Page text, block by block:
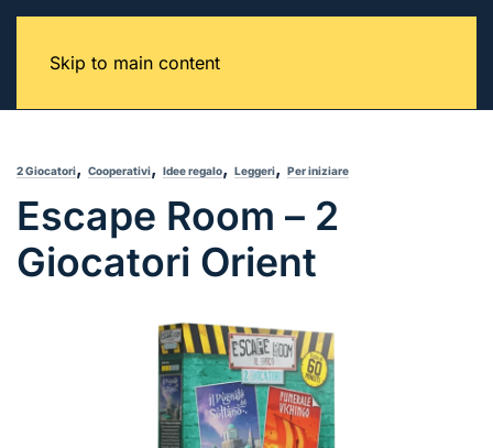
Skip to main content
2 Giocatori, Cooperativi, Idee regalo, Leggeri, Per iniziare
Escape Room – 2
Giocatori Orient